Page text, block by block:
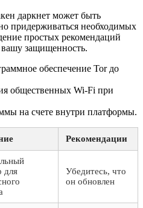
даркнет может быть
придерживаться необходимых
простых рекомендаций
защищенность.
обеспечение Tor до
общественных Wi-Fi при
на счете внутри платформы.
Рекомендации
для
Убедитесь, что
он обновлен